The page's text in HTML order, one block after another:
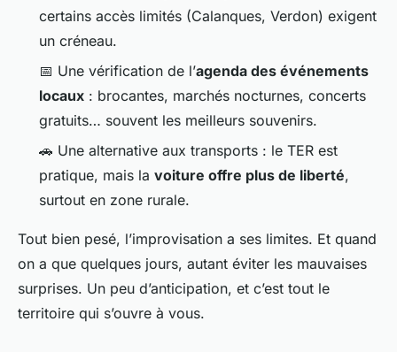
certains accès limités (Calanques, Verdon) exigent
un créneau.
📅 Une vérification de l’agenda des événements
locaux : brocantes, marchés nocturnes, concerts
gratuits… souvent les meilleurs souvenirs.
🚗 Une alternative aux transports : le TER est
pratique, mais la voiture offre plus de liberté,
surtout en zone rurale.
Tout bien pesé, l’improvisation a ses limites. Et quand
on a que quelques jours, autant éviter les mauvaises
surprises. Un peu d’anticipation, et c’est tout le
territoire qui s’ouvre à vous.